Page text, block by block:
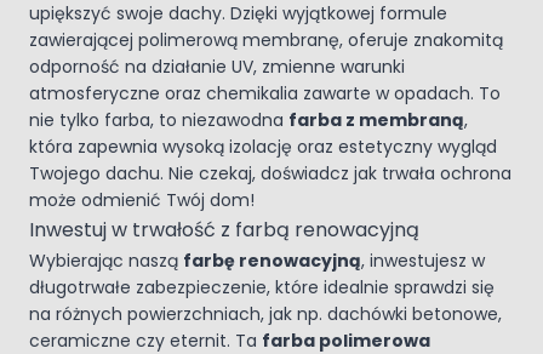
upiększyć swoje dachy. Dzięki wyjątkowej formule
zawierającej polimerową membranę, oferuje znakomitą
odporność na działanie UV, zmienne warunki
atmosferyczne oraz chemikalia zawarte w opadach. To
nie tylko farba, to niezawodna farba z membraną,
która zapewnia wysoką izolację oraz estetyczny wygląd
Twojego dachu. Nie czekaj, doświadcz jak trwała ochrona
może odmienić Twój dom!
Inwestuj w trwałość z farbą renowacyjną
Wybierając naszą farbę renowacyjną, inwestujesz w
długotrwałe zabezpieczenie, które idealnie sprawdzi się
na różnych powierzchniach, jak np. dachówki betonowe,
ceramiczne czy eternit. Ta farba polimerowa